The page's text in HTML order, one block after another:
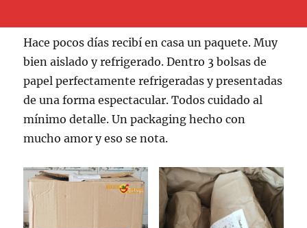
Hace pocos días recibí en casa un paquete. Muy
bien aislado y refrigerado. Dentro 3 bolsas de
papel perfectamente refrigeradas y presentadas
de una forma espectacular. Todos cuidado al
mínimo detalle. Un packaging hecho con
mucho amor y eso se nota.